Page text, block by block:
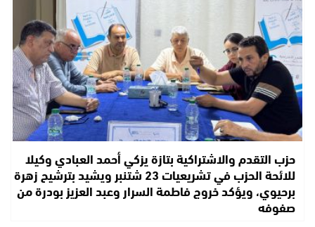
حزب التقدم والاشتراكية بتازة يزكي أحمد العبادي وكيلا
للائحة الحزب في تشريعيات 23 شتنبر ويشيد بترشيح زهرة
برحيوي، ويؤكد خروج فاطمة السرار وعبد العزيز بودرة من
صفوفه